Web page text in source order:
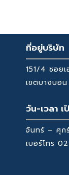
ที่อยู่บริษัท
151/4 ซอย
เขตบางบอ
วัน-เวลา เ
จันทร์ – ศุก
เบอร์โทร